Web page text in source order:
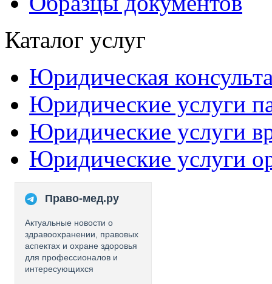
Каталог услуг
Юридическая
Юридические услуги
Юридические услуги
Юридические услуги
Право-мед.ру
Актуальные новости о
здравоохранении, правовых
аспектах и охране здоровья
для профессионалов и
интересующихся